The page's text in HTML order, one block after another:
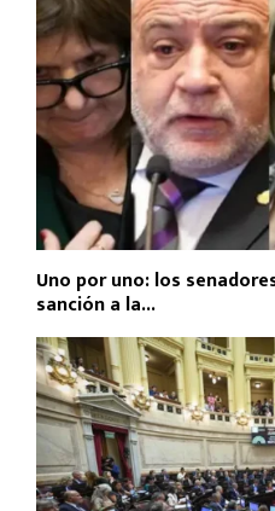
Uno por uno: los
sanción a la...